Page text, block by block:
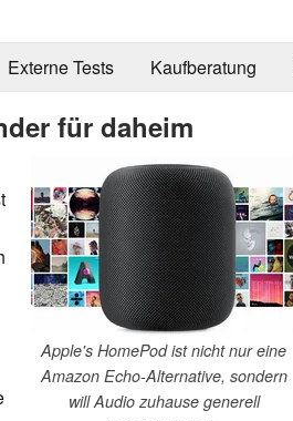
Externe Tests Kaufberatung
für daheim
Apple's HomePod ist nicht nur eine
Amazon Echo-Alternative, sondern
will Audio zuhause generell